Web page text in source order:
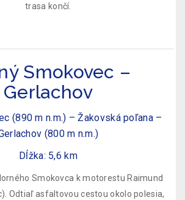
trasa končí.
Smokovec –
Gerlachov
(890 m n.m.) – Žakovská poľana –
(800 m n.m.)
Dĺžka: 5,6 km
Smokovca k motorestu Raimund
Odtiaľ asfaltovou cestou okolo polesia,